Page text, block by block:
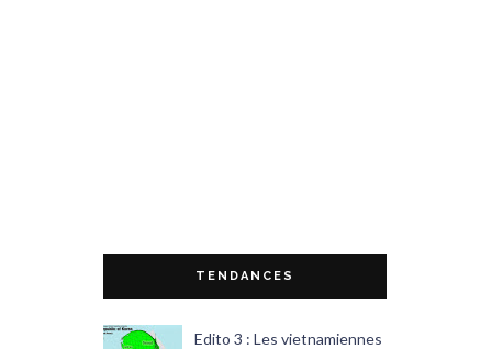
TENDANCES
Edito 3 : Les vietnamiennes